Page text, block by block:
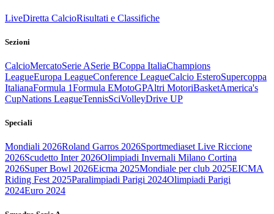
LiveDiretta CalcioRisultati e Classifiche
Sezioni
CalcioMercatoSerie ASerie BCoppa ItaliaChampions
LeagueEuropa LeagueConference LeagueCalcio EsteroSupercoppa
ItalianaFormula 1Formula EMotoGPAltri MotoriBasketAmerica's
CupNations LeagueTennisSciVolleyDrive UP
Speciali
Mondiali 2026Roland Garros 2026Sportmediaset Live Riccione
2026Scudetto Inter 2026Olimpiadi Invernali Milano Cortina
2026Super Bowl 2026Eicma 2025Mondiale per club 2025EICMA
Riding Fest 2025Paralimpiadi Parigi 2024Olimpiadi Parigi
2024Euro 2024